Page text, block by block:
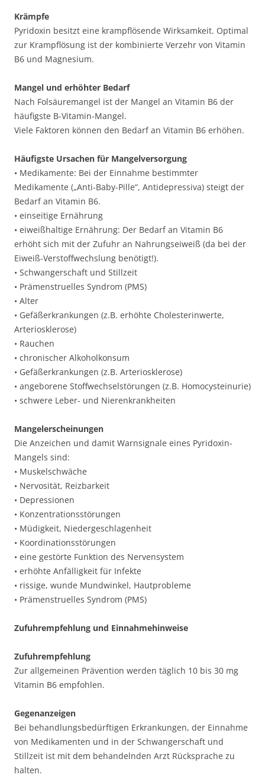
Krämpfe
Pyridoxin besitzt eine krampflösende Wirksamkeit. Optimal
zur Krampflösung ist der kombinierte Verzehr von Vitamin
B6 und Magnesium.
Mangel und erhöhter Bedarf
Nach Folsäuremangel ist der Mangel an Vitamin B6 der
häufigste B-Vitamin-Mangel.
Viele Faktoren können den Bedarf an Vitamin B6 erhöhen.
Häufigste Ursachen für Mangelversorgung
• Medikamente: Bei der Einnahme bestimmter
Medikamente („Anti-Baby-Pille“, Antidepressiva) steigt der
Bedarf an Vitamin B6.
• einseitige Ernährung
• eiweißhaltige Ernährung: Der Bedarf an Vitamin B6
erhöht sich mit der Zufuhr an Nahrungseiweiß (da bei der
Eiweiß-Verstoffwechslung benötigt!).
• Schwangerschaft und Stillzeit
• Prämenstruelles Syndrom (PMS)
• Alter
• Gefäßerkrankungen (z.B. erhöhte Cholesterinwerte,
Arteriosklerose)
• Rauchen
• chronischer Alkoholkonsum
• Gefäßerkrankungen (z.B. Arteriosklerose)
• angeborene Stoffwechselstörungen (z.B. Homocysteinurie)
• schwere Leber- und Nierenkrankheiten
Mangelerscheinungen
Die Anzeichen und damit Warnsignale eines Pyridoxin-
Mangels sind:
• Muskelschwäche
• Nervosität, Reizbarkeit
• Depressionen
• Konzentrationsstörungen
• Müdigkeit, Niedergeschlagenheit
• Koordinationsstörungen
• eine gestörte Funktion des Nervensystem
• erhöhte Anfälligkeit für Infekte
• rissige, wunde Mundwinkel, Hautprobleme
• Prämenstruelles Syndrom (PMS)
Zufuhrempfehlung und Einnahmehinweise
Zufuhrempfehlung
Zur allgemeinen Prävention werden täglich 10 bis 30 mg
Vitamin B6 empfohlen.
Gegenanzeigen
Bei behandlungsbedürftigen Erkrankungen, der Einnahme
von Medikamenten und in der Schwangerschaft und
Stillzeit ist mit dem behandelnden Arzt Rücksprache zu
halten.